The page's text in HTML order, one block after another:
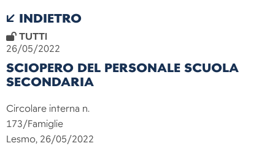
INDIETRO
TUTTI
26/05/2022
SCIOPERO DEL PERSONALE SCUOLA
SECONDARIA
Circolare interna n.
173/Famiglie
Lesmo, 26/05/2022